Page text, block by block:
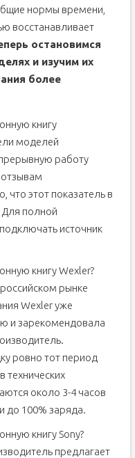
нормы времени,
восстанавливает
остановимся
и изучим их
более
книгу
моделей
работу
отзывам
что этот показатель в
Для полной
источник
книгу Wexler?
рынке
Wexler уже
и зарекомендовала
ровно тот период
технических
около 3-4 часов
до 100% заряда.
книгу Sony?
предлагает